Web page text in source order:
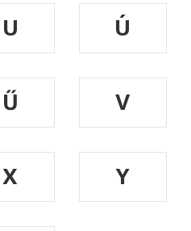
U
Ú
Ű
V
X
Y